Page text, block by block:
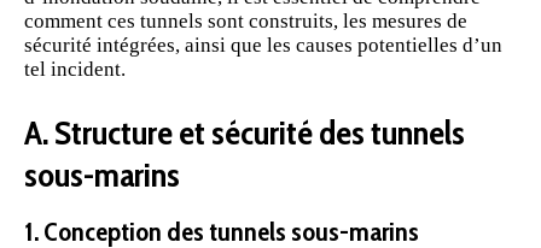
comment ces tunnels sont construits, les mesures de
sécurité intégrées, ainsi que les causes potentielles d’un
tel incident.
A. Structure et sécurité des tunnels
sous-marins
1. Conception des tunnels sous-marins